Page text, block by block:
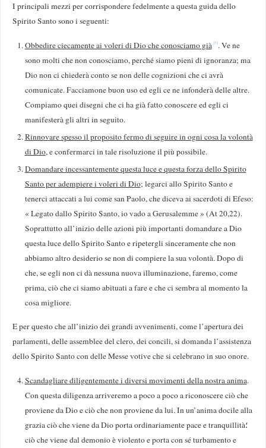
I principali mezzi per corrispondere fedelmente a que­sta guida dello
Spirito Santo sono i seguenti:
Obbedire ciecamente ai voleri di Dio che conoscia­mo già [3]. Ve ne
sono molti che non conosciamo, perché siamo pieni di ignoranza; ma
Dio non ci chiederà conto se non delle cognizioni che ci avrà
comunicate. Faccia­mone buon uso ed egli ce ne infonderà delle altre.
Com­piamo quei disegni che ci ha già fatto conoscere ed egli ci
manifesterà gli altri in seguito.
Rinnovare spesso il proposito fermo di seguire in ogni cosa la volontà
di Dio, e confermarci in tale risolu­zione il più possibile.
Domandare incessantemente questa luce e questa forza dello Spirito
Santo per adempiere i voleri di Dio; legarci allo Spirito Santo e
tenerci attaccati a lui come san Paolo, che diceva ai sacerdoti di Efeso:
« Legato dallo Spirito Santo, io vado a Gerusalemme » (At 20,22).
So­prattutto all’inizio delle azioni più importanti domandare a Dio
questa luce dello Spirito Santo e ripetergli sincera­mente che non
abbiamo altro desiderio se non di com­piere la sua volontà. Dopo di
che, se egli non ci dà nessu­na nuova illuminazione, faremo, come
prima, ciò che ci siamo abituati a fare e che ci sembra al momento la
cosa migliore.
E per questo che all’inizio dei grandi avvenimenti, come l’apertura dei
parlamenti, delle assemblee del clero, dei concili, si domanda l’assistenza
dello Spirito Santo con delle Messe votive che si celebrano in suo onore.
Scandagliare diligentemente i diversi movimenti del­la nostra anima.
Con questa diligenza arriveremo a poco a poco a riconoscere ciò che
proviene da Dio e ciò che non proviene da lui. In un’anima docile alla
grazia ciò che viene da Dio porta ordinariamente pace e tranquilli­tà؛
ciò che viene dal demonio è violento e porta con sé turbamento e